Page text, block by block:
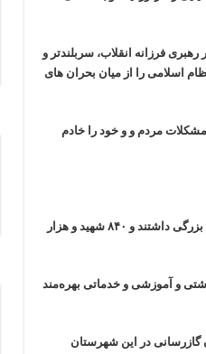
به واسطه تدابیر رهبری فرزانه انقلاب، سربلندتر و
اسلامی را از میان بحران های
مردم و و خود را خادم
فرماندار بانه هم گفت: مردمان متدین همبشه در پیروزی انقلاب و جنگ تحمیلی سهم بزرگی داشتند و ۸۴۰ شهید و هزار
و آموزشی و خدماتی بهره‌مند
در این شهرستان